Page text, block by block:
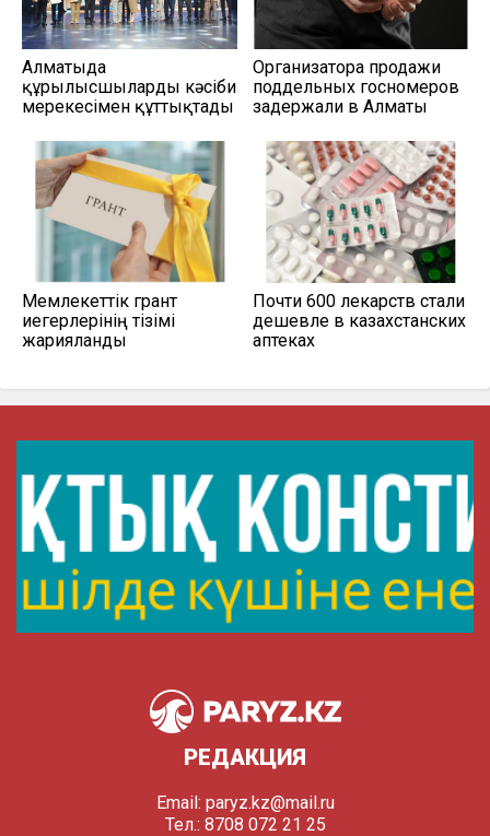
Алматыда
құрылысшыларды кәсіби
мерекесімен құттықтады
Организатора продажи
поддельных госномеров
задержали в Алматы
Мемлекеттік грант
иегерлерінің тізімі
жарияланды
Почти 600 лекарств стали
дешевле в казахстанских
аптеках
РЕДАКЦИЯ
Email: paryz.kz@mail.ru
Тел.: 8708 072 21 25